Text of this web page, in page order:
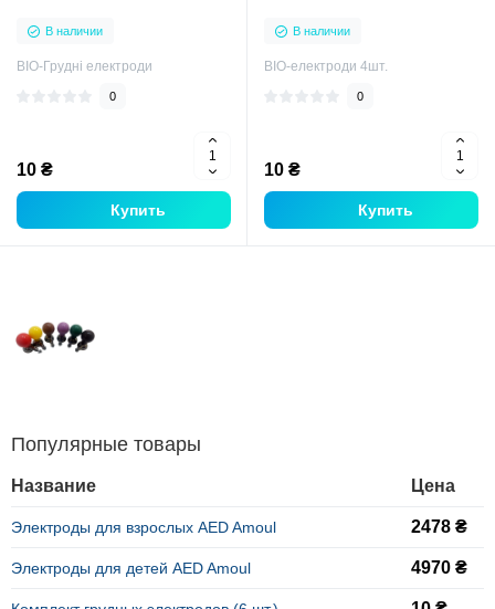
В наличии
BIO-Грудні електроди
0
10 ₴
Купить
В наличии
BIO-електроди 4шт.
0
10 ₴
Купить
Популярные товары
Название Цена
Электроды для взрослых AED Amoul 2478 ₴
Электроды для детей AED Amoul 4970 ₴